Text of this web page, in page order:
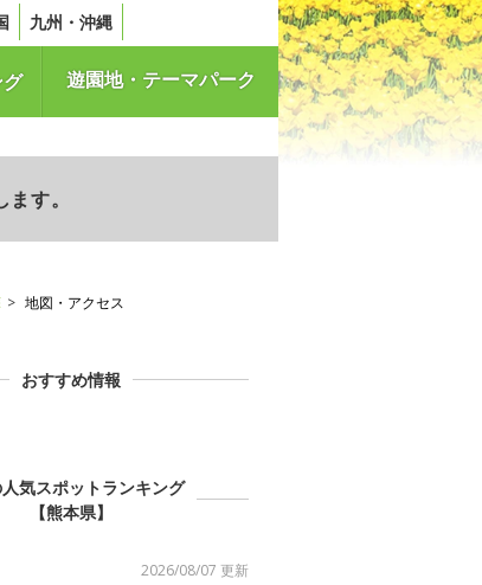
九州・沖縄
遊園地・テーマパーク
す。
地図・アクセス
おすすめ情報
気スポットランキング
【熊本県】
2026/08/07 更新